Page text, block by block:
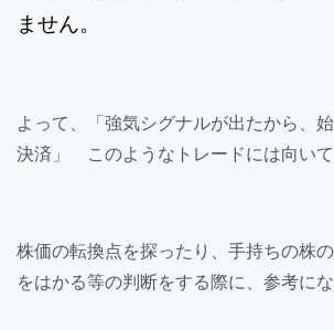
ません。
よって、「強気シグナルが出たから、
決済」 このようなトレードには向いて
株価の転換点を探ったり、手持ちの株
をはかる等の判断をする際に、参考に